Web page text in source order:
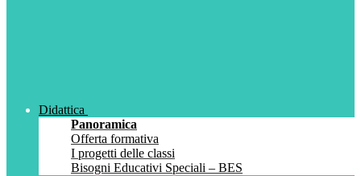
Didattica
Panoramica
Offerta formativa
I progetti delle classi
Bisogni Educativi Speciali – BES